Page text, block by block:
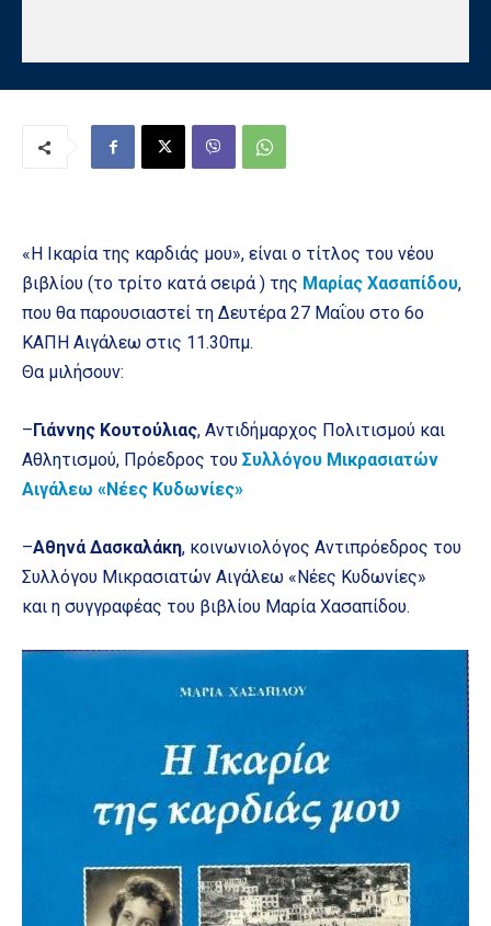
«Η Ικαρία της καρδιάς μου», είναι ο τίτλος του νέου
βιβλίου (το τρίτο κατά σειρά ) της Μαρίας Χασαπίδου,
που θα παρουσιαστεί τη Δευτέρα 27 Μαΐου στο 6ο
ΚΑΠΗ Αιγάλεω στις 11.30πμ.
Θα μιλήσουν:
– Γιάννης Κουτούλιας, Αντιδήμαρχος Πολιτισμού και
Αθλητισμού, Πρόεδρος του Συλλόγου Μικρασιατών
Αιγάλεω «Νέες Κυδωνίες»
–Αθηνά Δασκαλάκη, κοινωνιολόγος Αντιπρόεδρος του
Συλλόγου Μικρασιατών Αιγάλεω «Νέες Κυδωνίες»
και η συγγραφέας του βιβλίου Μαρία Χασαπίδου.